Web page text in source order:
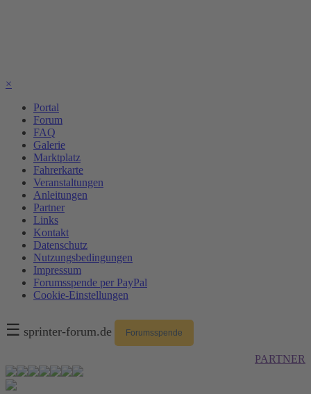
×
Portal
Forum
FAQ
Galerie
Marktplatz
Fahrerkarte
Veranstaltungen
Anleitungen
Partner
Links
Kontakt
Datenschutz
Nutzungsbedingungen
Impressum
Forumsspende per PayPal
Cookie-Einstellungen
☰ sprinter-forum.de Forumsspende
PARTNER